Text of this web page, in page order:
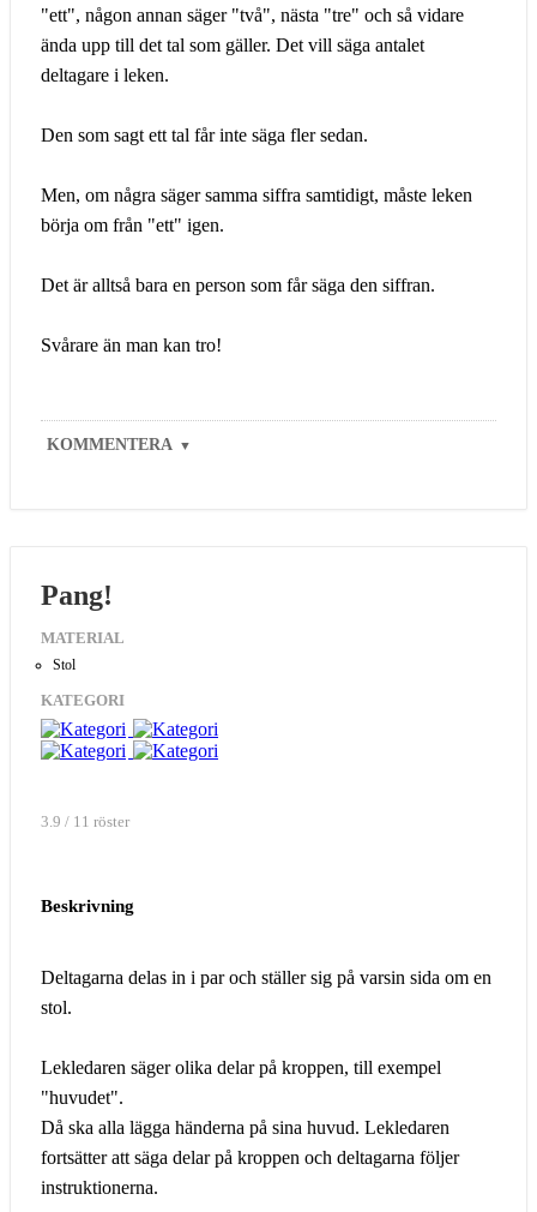
"ett", någon annan säger "två", nästa "tre" och så vidare
ända upp till det tal som gäller. Det vill säga antalet
deltagare i leken.
Den som sagt ett tal får inte säga fler sedan.
Men, om några säger samma siffra samtidigt, måste leken
börja om från "ett" igen.
Det är alltså bara en person som får säga den siffran.
Svårare än man kan tro!
KOMMENTERA ▼
Pang!
MATERIAL
Stol
KATEGORI
3.9 / 11 röster
Beskrivning
Deltagarna delas in i par och ställer sig på varsin sida om en
stol.
Lekledaren säger olika delar på kroppen, till exempel
"huvudet".
Då ska alla lägga händerna på sina huvud. Lekledaren
fortsätter att säga delar på kroppen och deltagarna följer
instruktionerna.